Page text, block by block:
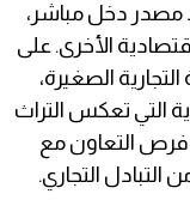
دخل مباشر،
الأخرى. على
الصغيرة،
التي تعكس التراث
فرص التعاون مع
التبادل التجاري.